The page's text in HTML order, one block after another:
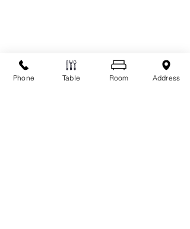
Nous envoyer un
Phone Table Room Address